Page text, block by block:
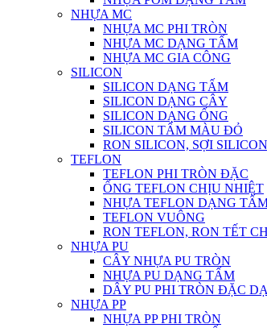
NHỰA MC
NHỰA MC PHI TRÒN
NHỰA MC DẠNG TẤM
NHỰA MC GIA CÔNG
SILICON
SILICON DẠNG TẤM
SILICON DẠNG CÂY
SILICON DẠNG ỐNG
SILICON TẤM MÀU ĐỎ
RON SILICON, SỢI
TEFLON
TEFLON PHI TRÒN ĐẶC
ỐNG TEFLON CHỊU NHIỆT
NHỰA TEFLON DẠNG
TEFLON VUÔNG
RON TEFLON, RON TẾT
NHỰA PU
CÂY NHỰA PU TRÒN
NHỰA PU DẠNG TẤM
DÂY PU PHI TRÒN ĐẶC
NHỰA PP
NHỰA PP PHI TRÒN